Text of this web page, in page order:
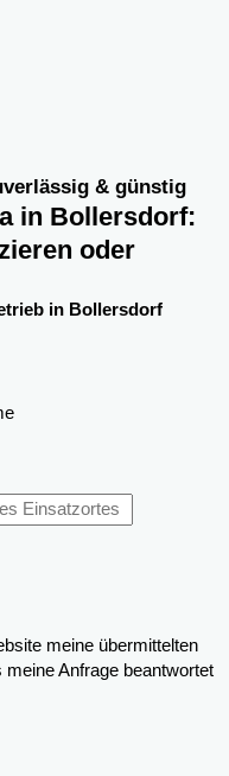
& günstig
in Bollersdorf:
oder
in Bollersdorf
meine übermittelten
Anfrage beantwortet